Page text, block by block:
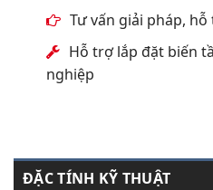
Tư vấn giải pháp,
Hỗ trợ lắp đặt biến
nghiệp
ĐẶC TÍNH KỸ THUẬT